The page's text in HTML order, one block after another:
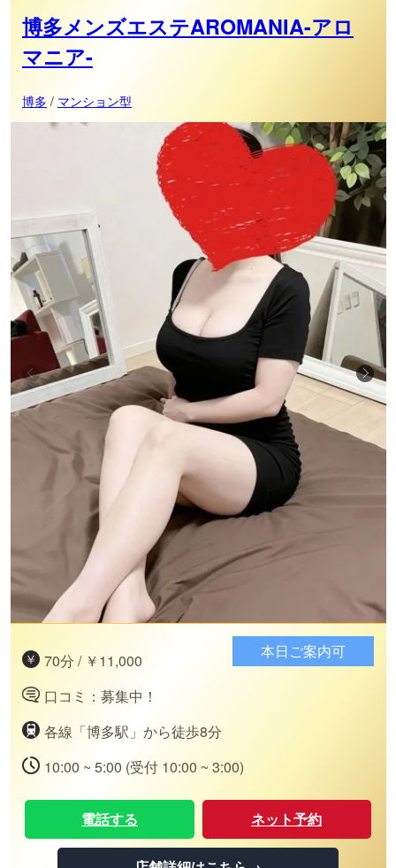
博多メンズエステAROMANIA-アロ
マニア-
博多 / マンション型
70分 / ￥11,000
口コミ：募集中！
各線「博多駅」から徒歩8分
10:00 ~ 5:00 (受付 10:00 ~ 3:00)
本日ご案内可
電話する ネット予約